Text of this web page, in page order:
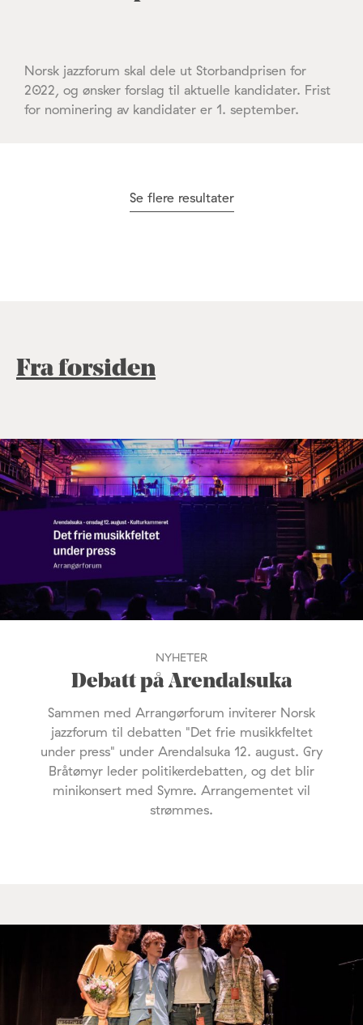
Norsk jazzforum skal dele ut Storbandprisen for
2022, og ønsker forslag til aktuelle kandidater. Frist
for nominering av kandidater er 1. september.
Se flere resultater
Fra forsiden
NYHETER
Debatt på Arendalsuka
Sammen med Arrangørforum inviterer Norsk
jazzforum til debatten "Det frie musikkfeltet
under press" under Arendalsuka 12. august. Gry
Bråtømyr leder politikerdebatten, og det blir
minikonsert med Symre. Arrangementet vil
strømmes.